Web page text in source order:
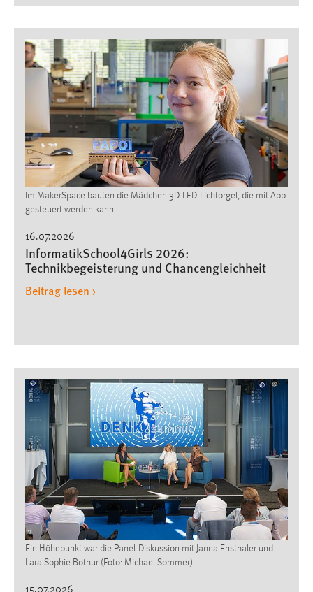
Im MakerSpace bauten die Mädchen 3D-LED-Lichtorgel, die mit App
gesteuert werden kann.
16.07.2026
InformatikSchool4Girls 2026:
Technikbegeisterung und Chancengleichheit
Beitrag lesen ›
Ein Höhepunkt war die Panel-Diskussion mit Janna Ensthaler und
Lara Sophie Bothur (Foto: Michael Sommer)